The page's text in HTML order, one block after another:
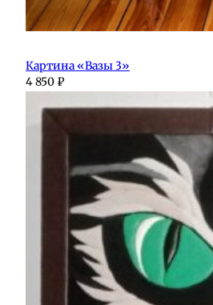
Картина «Вазы 3»
4 850 ₽